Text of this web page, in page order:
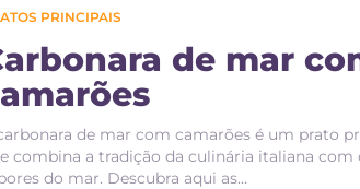
PRINCIPAIS
de mar
de mar com camarões é um prato
combina a tradição da culinária italiana com
do mar. Descubra aqui as…